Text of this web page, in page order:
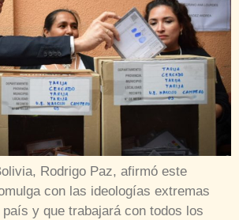
Rodrigo Paz, afirmó este
con las ideologías extremas
y que trabajará con todos los